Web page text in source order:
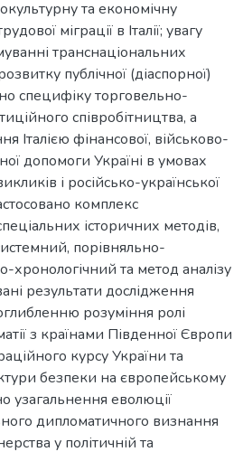
та економічну
міграції в Італії; увагу
транснаціональних
публічної (діаспорної)
специфіку торговельно-
співробітництва, а
Італією фінансової, військово-
допомоги Україні в умовах
і російсько-української
комплекс
історичних методів,
порівняльно-
хронологічний та метод аналізу
результати дослідження
розуміння ролі
з країнами Південної Європи
курсу України та
безпеки на європейському
узагальнення еволюції
дипломатичного визнання
у політичній та